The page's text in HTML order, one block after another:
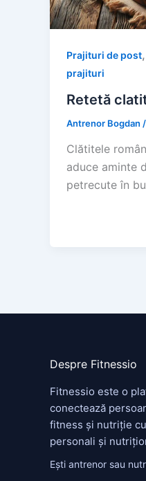
Prajituri de post,
prajituri
Retetă
Antrenor Bogdan /
Clătitele
aduce aminte
petrecute în
Despre Fitnessio
Fitnessio este o
conectează
fitness și nutriție
personali și
Ești antrenor sau